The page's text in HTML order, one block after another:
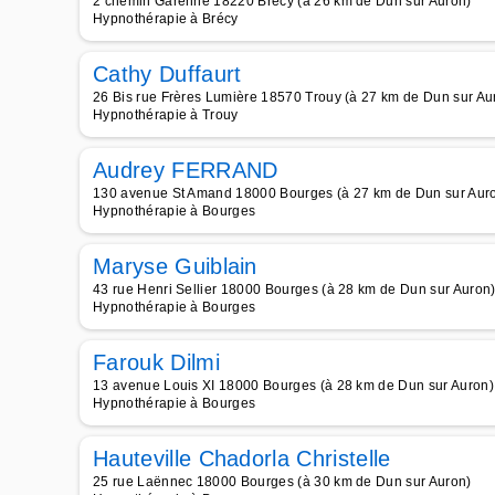
Hypnothérapie à Brécy
Cathy Duffaurt
26 Bis rue Frères Lumière 18570 Trouy (à 27 km de Dun sur
Hypnothérapie à Trouy
Audrey FERRAND
130 avenue St Amand 18000 Bourges (à 27 km de Dun sur
Hypnothérapie à Bourges
Maryse Guiblain
43 rue Henri Sellier 18000 Bourges (à 28 km de Dun sur Auron)
Hypnothérapie à Bourges
Farouk Dilmi
13 avenue Louis XI 18000 Bourges (à 28 km de Dun sur Auron)
Hypnothérapie à Bourges
Hauteville Chadorla Christelle
25 rue Laënnec 18000 Bourges (à 30 km de Dun sur Auron)